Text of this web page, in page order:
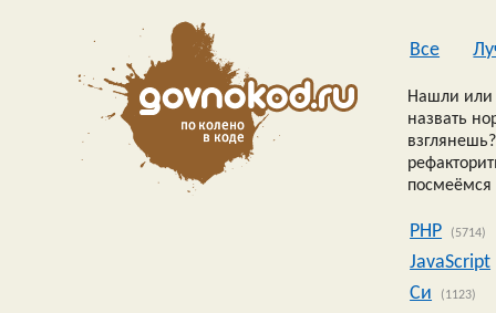
Все
Нашли или
назвать
посмеёмся
PHP (5714)
JavaScript
Си
(1123)